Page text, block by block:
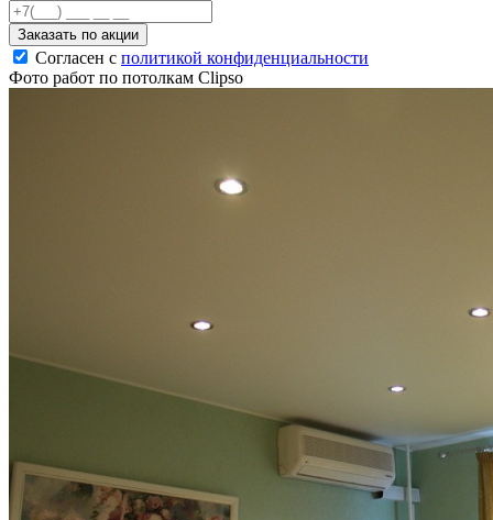
Заказать по акции
Согласен с политикой конфиденциальности
Фото работ по потолкам Clipso